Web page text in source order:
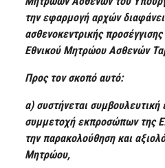
την εφαρμογή αρχών
ασθενοκεντρικής
Εθνικού Μητρώου Ασθενών
Προς τον σκοπό αυτό:
α) συστήνεται συμβουλευτική
συμμετοχή εκπροσώπων της
την παρακολούθηση και
Μητρώου,